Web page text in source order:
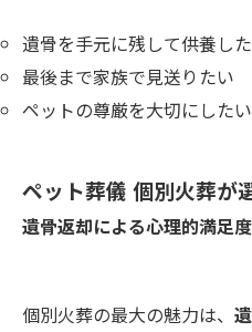
遺骨を手元に残して供養し
最後まで家族で見送りたい
ペットの尊厳を大切にしたい
ペット葬儀 個別火葬が
遺骨返却による心理的満足度
個別火葬の最大の魅力は、